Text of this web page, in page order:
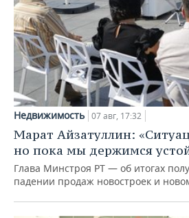
Недвижимость 07 авг, 17:32
Марат Айзатуллин:
но пока мы держимся
Глава Минстроя РТ — об итогах
падении продаж новостроек и